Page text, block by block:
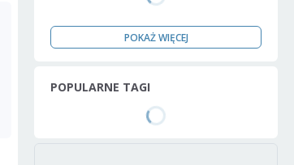
POKAŻ WIĘCEJ
POPULARNE TAGI